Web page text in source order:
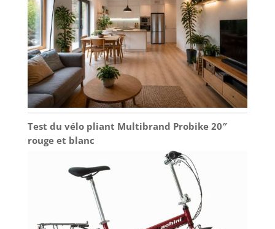
Test du vélo pliant Multibrand Probike 20″
rouge et blanc